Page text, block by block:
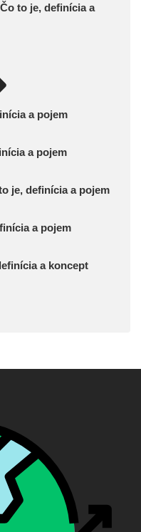
to je, definícia a
a pojem
a pojem
je, definícia a pojem
a pojem
a koncept